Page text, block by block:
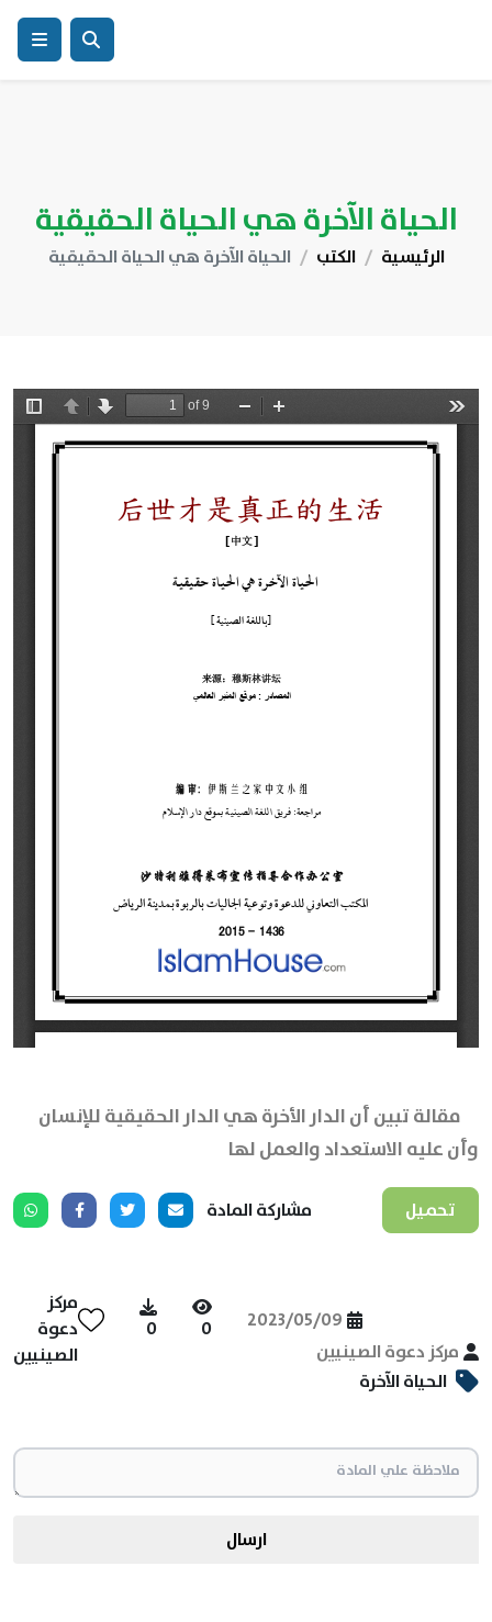
الحياة الآخرة هي الحياة الحقيقية
الرئيسية الكتب الحياة الآخرة هي الحياة الحقيقية
مقالة تبين أن الدار الأخرة هي الدار الحقيقية للإنسان
وأن عليه الاستعداد والعمل لها
تحميل مشاركة المادة
مركز دعوة الصينيين
2023/05/09
0
0
مركز
دعوة
الصينيين
الحياة الآخرة
ارسال